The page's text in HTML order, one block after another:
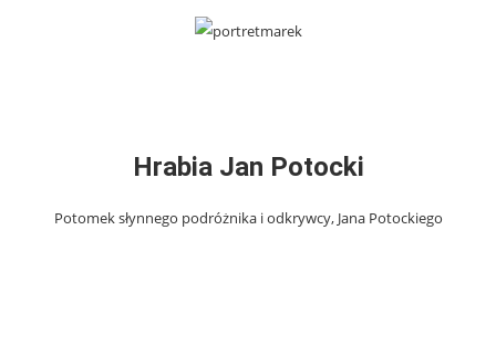
Hrabia Jan Potocki
Potomek słynnego podróżnika i odkrywcy, Jana Potockiego